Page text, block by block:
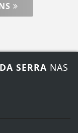
SERRA NAS